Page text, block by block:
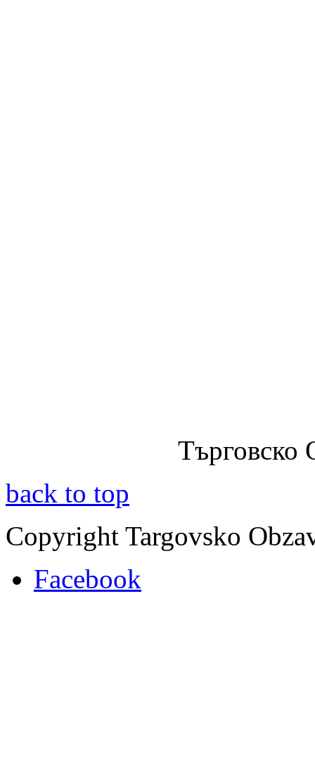
back to top
Copyright Targovsko
Facebook